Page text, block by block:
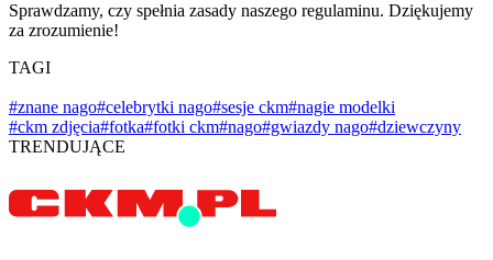
Sprawdzamy, czy spełnia zasady naszego regulaminu. Dziękujemy
za zrozumienie!
TAGI
#znane nago#celebrytki nago#sesje ckm#nagie modelki
#ckm zdjęcia#fotka#fotki ckm#nago#gwiazdy nago#dziewczyny
TRENDUJĄCE